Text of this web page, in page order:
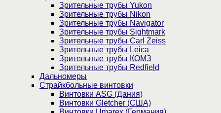
Зрительные трубы Yukon
Зрительные трубы Nikon
Зрительные трубы Navigator
Зрительные трубы Sightmark
Зрительные трубы Carl Zeiss
Зрительные трубы Leica
Зрительные трубы КОМЗ
Зрительные трубы Redfield
Дальномеры
Страйкбольные винтовки
Винтовки ASG (Дания)
Винтовки Gletcher (США)